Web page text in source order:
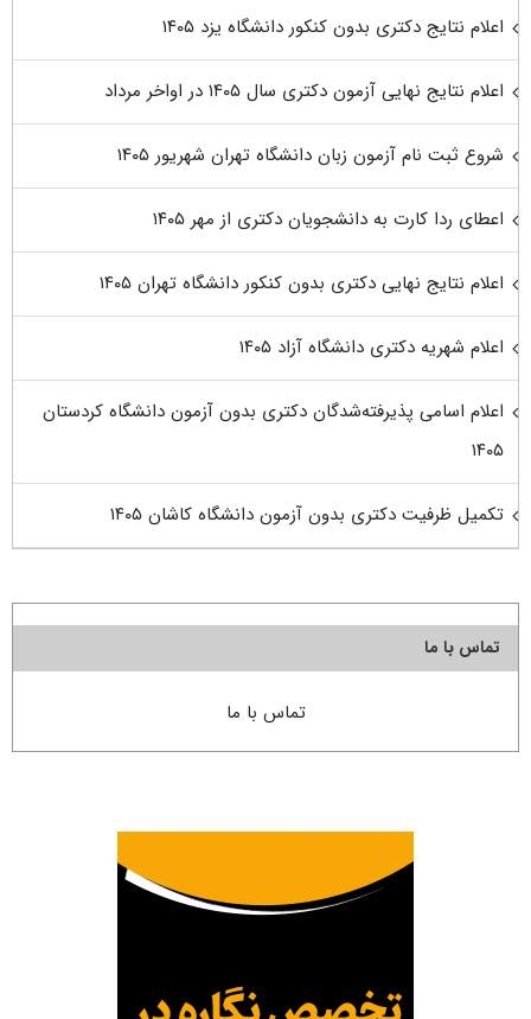
اعلام نتایج دکتری بدون کنکور دانشگاه یزد ۱۴۰۵
اعلام نتایج نهایی آزمون دکتری سال ۱۴۰۵ در اواخر مرداد
شروع ثبت نام آزمون زبان دانشگاه تهران شهریور ۱۴۰۵
اعطای ردا کارت به دانشجویان دکتری از مهر ۱۴۰۵
اعلام نتایج نهایی دکتری بدون کنکور دانشگاه تهران ۱۴۰۵
اعلام شهریه دکتری دانشگاه آزاد ۱۴۰۵
اعلام اسامی پذیرفته‌شدگان دکتری بدون آزمون دانشگاه کردستان
۱۴۰۵
تکمیل ظرفیت دکتری بدون آزمون دانشگاه کاشان ۱۴۰۵
تماس با ما
تماس با ما